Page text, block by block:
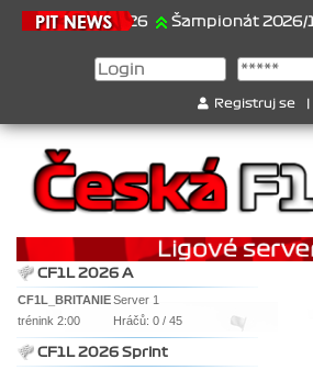
21.6.2026 Šampionát 2026/1 je za
Registruj se
CF1L 2026 A
CF1L_BRITANIEServer 1
trénink 2:00
Hráčů: 0 / 45
CF1L 2026 Sprint